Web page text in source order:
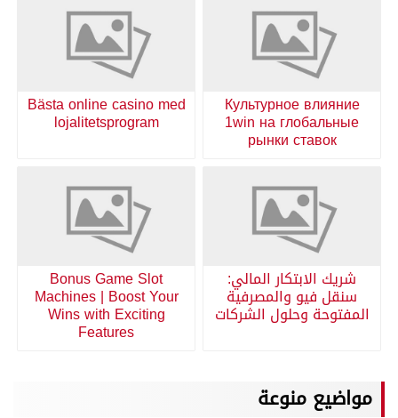
Культурное влияние
1win на глобальные
рынки ставок
Bästa online casino med
lojalitetsprogram
شريك الابتكار المالي:
سنقل فيو والمصرفية
المفتوحة وحلول الشركات
Bonus Game Slot
Machines | Boost Your
Wins with Exciting
Features
مواضيع منوعة